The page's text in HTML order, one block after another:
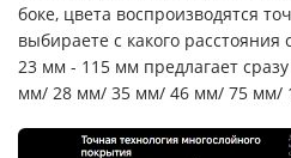
боке, цвета воспроизводятся
выбираете с какого
23 мм - 115 мм предлагает
мм/ 28 мм/ 35 мм/ 46 мм/ 75 мм/